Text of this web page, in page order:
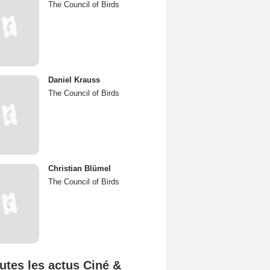
The Council of Birds
Daniel Krauss
The Council of Birds
Christian Blümel
The Council of Birds
les actus Ciné &